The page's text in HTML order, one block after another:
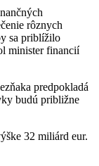
rôznych
sa priblížilo
minister financií
predpokladá
budú približne
32 miliárd eur.